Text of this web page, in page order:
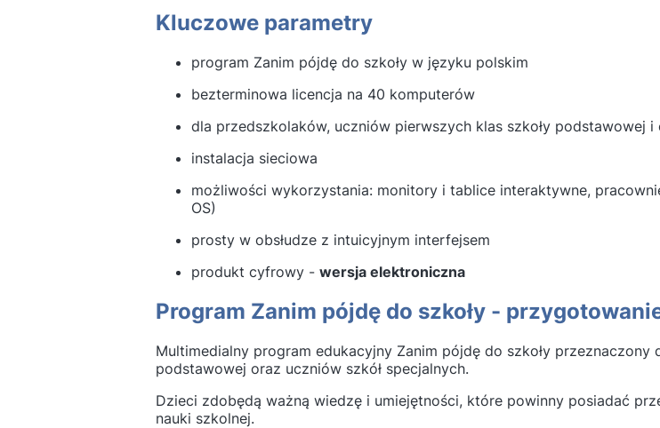
Kluczowe parametry
program Zanim pójdę do szkoły w języku polskim
bezterminowa licencja na 40 komputerów
dla przedszkolaków, uczniów pierwszych klas szkoły podstawowej
instalacja sieciowa
możliwości wykorzystania: monitory i tablice interaktywne,
OS)
prosty w obsłudze z intuicyjnym interfejsem
produkt cyfrowy - wersja elektroniczna
Program Zanim pójdę do szkoły -
Multimedialny program edukacyjny Zanim pójdę do szkoły
podstawowej oraz uczniów szkół specjalnych.
Dzieci zdobędą ważną wiedzę i umiejętności, które powinny posiadać
nauki szkolnej.